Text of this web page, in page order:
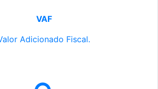
VAF
Adicionado Fiscal.